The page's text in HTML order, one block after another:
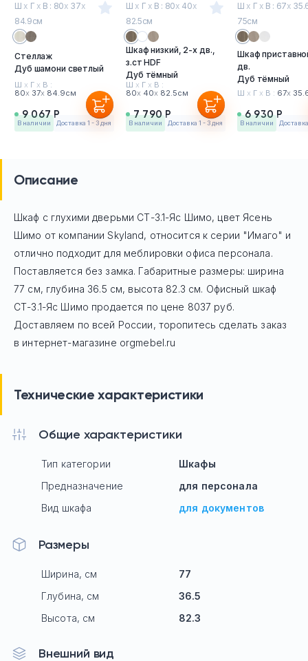
Ш х Г х В : 80х 37х
84.9см
Стеллаж
Дуб шамони светлый
Ш х Г х В :
80х 37х 84.9см
9 067 Р
в наличии Доставка 1 - 3 дня
Ш х Г х В : 80х 40х
82.5см
Шкаф низкий, 2-х дв.,
з.ст HDF
Дуб тёмный
Ш х Г х В :
80х 40х 82.5см
7 790 Р
в наличии Доставка 1 - 3 дня
Ш х Г х В : 67х
75см
Шкаф
дв.
Дуб тёмный
Ш х Г х В : 67х
6 930 Р
в наличии
Описание
Шкаф с глухими дверьми СТ-3.1-Яс Шимо, цвет Ясень
Шимо от компании Skyland, относится к серии "Имаго" и
отлично подходит для меблировки офиса персонала.
Поставляется без замка. Габаритные размеры: ширина
77 см, глубина 36.5 см, высота 82.3 см. Офисный шкаф
СТ-3.1-Яс Шимо продается по цене 8037 руб.
Доставляем по всей России, торопитесь сделать заказ
в интернет-магазине orgmebel.ru
Технические характеристики
Общие характеристики
Тип категории
Шкафы
Предназначение
для персонала
Вид шкафа
для документов
Размеры
Ширина, см
77
Глубина, см
36.5
Высота, см
82.3
Внешний вид